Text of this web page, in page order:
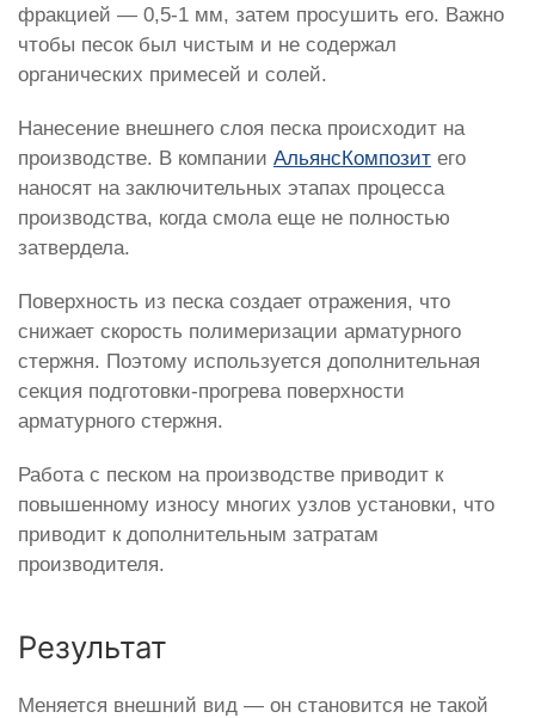
фракцией — 0,5-1 мм, затем просушить его. Важно
чтобы песок был чистым и не содержал
органических примесей и солей.
Нанесение внешнего слоя песка происходит на
производстве. В компании АльянсКомпозит его
наносят на заключительных этапах процесса
производства, когда смола еще не полностью
затвердела.
Поверхность из песка создает отражения, что
снижает скорость полимеризации арматурного
стержня. Поэтому используется дополнительная
секция подготовки-прогрева поверхности
арматурного стержня.
Работа с песком на производстве приводит к
повышенному износу многих узлов установки, что
приводит к дополнительным затратам
производителя.
Результат
Меняется внешний вид — он становится не такой